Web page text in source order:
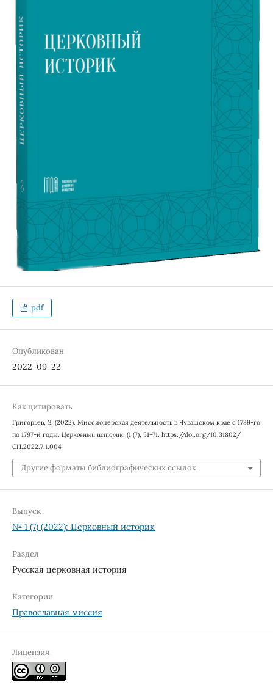
pdf
Опубликован
2022-09-22
Как цитировать
Григорьев, З. (2022). Миссионерская деятельность в Чувашском крае с 1739-го
по 1797-й годы. Церковный историк, (1 (7), 51–71. https://doi.org/10.31802/
CH.2022.7.1.004
Другие форматы библиографических ссылок
Выпуск
№ 1 (7) (2022): Церковный историк
Раздел
Русская церковная история
Категории
Православная миссия
Лицензия